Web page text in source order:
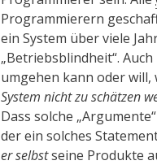
Programmierern
ein System über viele
„Betriebsblindheit“.
umgehen kann oder
System nicht zu schätzen
Dass solche
der ein solches
er selbstseine Produkte